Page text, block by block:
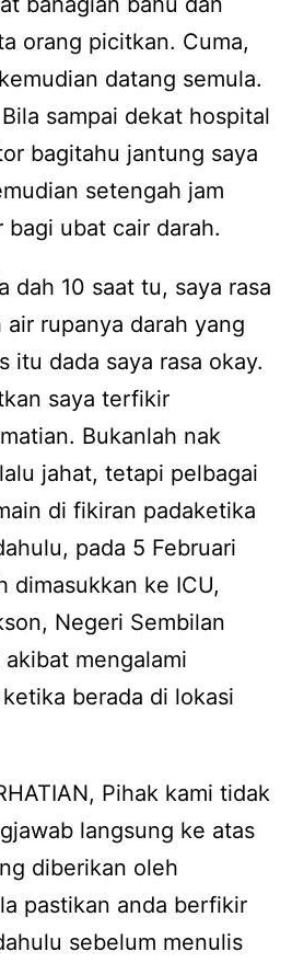
orang picitkan. Cuma,
datang semula.
sampai dekat hospital
bagitahu jantung saya
setengah jam
ubat cair darah.
dah 10 saat tu, saya rasa
rupanya darah yang
itu dada saya rasa okay.
saya terfikir
Bukanlah nak
jahat, tetapi pelbagai
di fikiran padaketika
pada 5 Februari
dimasukkan ke ICU,
Negeri Sembilan
mengalami
berada di lokasi
Pihak kami tidak
langsung ke atas
diberikan oleh
pastikan anda berfikir
sebelum menulis